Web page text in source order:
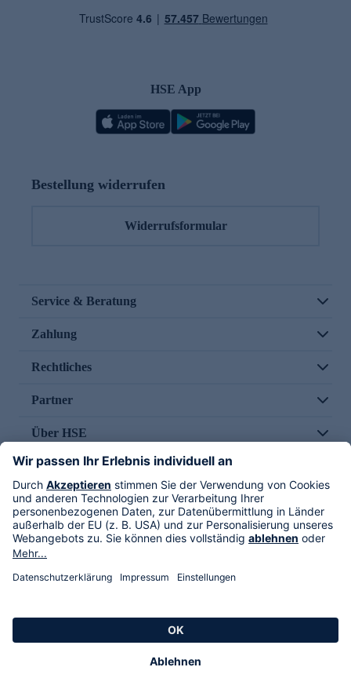
HSE App
Bestellung widerrufen
Widerrufsformular
Service & Beratung
Zahlung
Rechtliches
Partner
Über HSE
Im TV
HSE International